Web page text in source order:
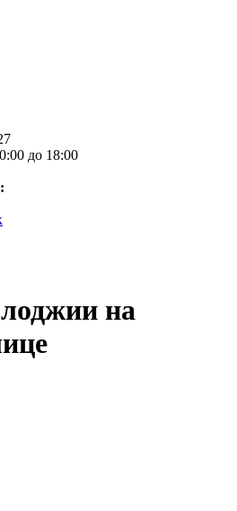
до 18:00
на